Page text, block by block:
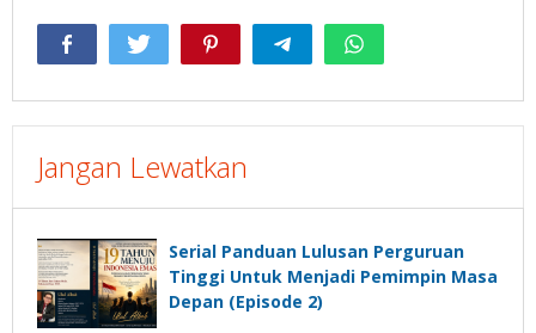
Jangan Lewatkan
Serial Panduan Lulusan Perguruan
Tinggi Untuk Menjadi Pemimpin Masa
Depan (Episode 2)